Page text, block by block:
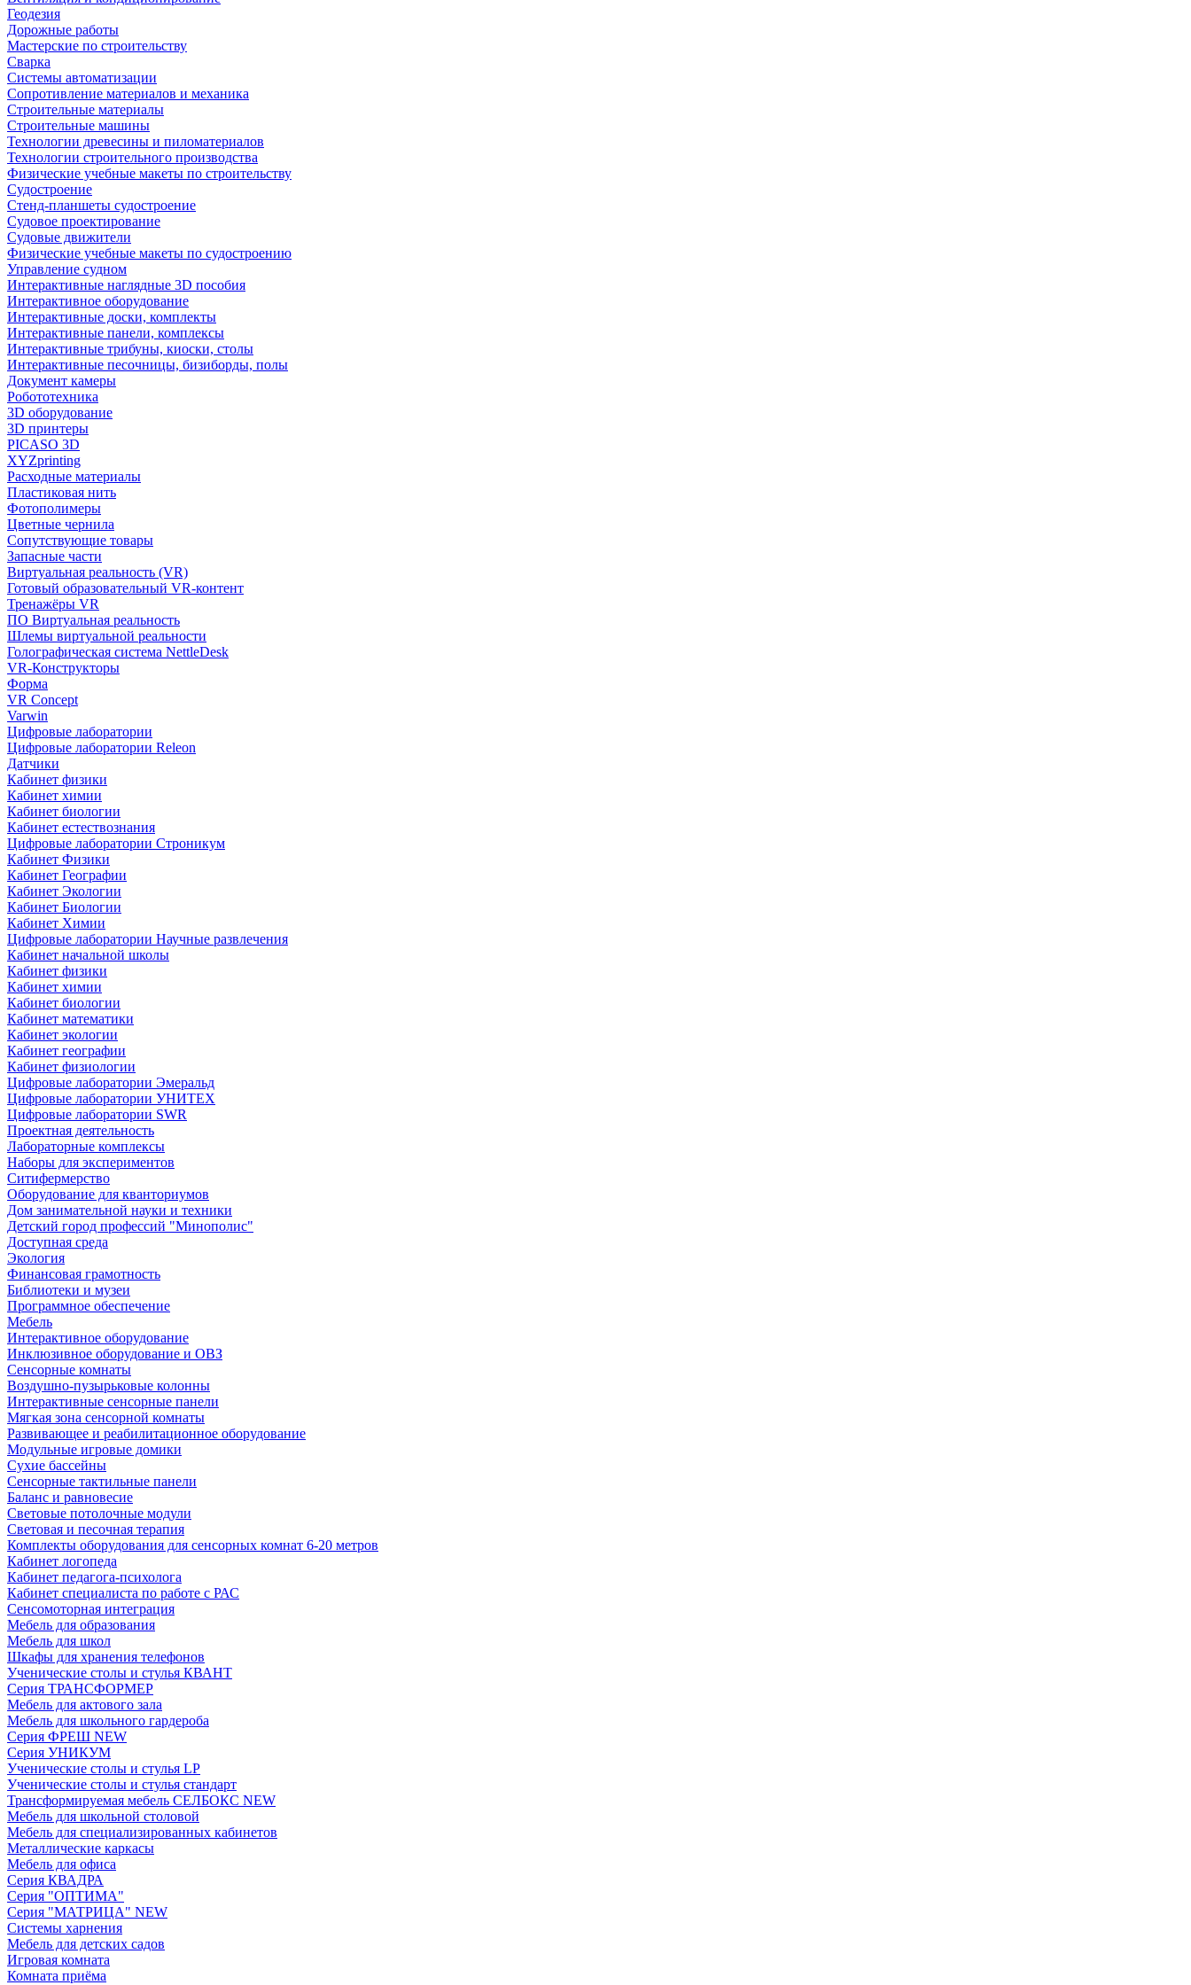
Геодезия
Дорожные работы
Мастерские по строительству
Сварка
Системы автоматизации
Сопротивление материалов и механика
Строительные материалы
Строительные машины
Технологии древесины и пиломатериалов
Технологии строительного производства
Физические учебные макеты по строительству
Судостроение
Стенд-планшеты судостроение
Судовое проектирование
Судовые движители
Физические учебные макеты по судостроению
Управление судном
Интерактивные наглядные 3D пособия
Интерактивное оборудование
Интерактивные доски, комплекты
Интерактивные панели, комплексы
Интерактивные трибуны, киоски, столы
Интерактивные песочницы, бизиборды, полы
Документ камеры
Робототехника
3D оборудование
3D принтеры
PICASO 3D
XYZprinting
Расходные материалы
Пластиковая нить
Фотополимеры
Цветные чернила
Сопутствующие товары
Запасные части
Виртуальная реальность (VR)
Готовый образовательный VR-контент
Тренажёры VR
ПО Виртуальная реальность
Шлемы виртуальной реальности
Голографическая система NettleDesk
VR-Конструкторы
Форма
VR Concept
Varwin
Цифровые лаборатории
Цифровые лаборатории Releon
Датчики
Кабинет физики
Кабинет химии
Кабинет биологии
Кабинет естествознания
Цифровые лаборатории Строникум
Кабинет Физики
Кабинет Географии
Кабинет Экологии
Кабинет Биологии
Кабинет Химии
Цифровые лаборатории Научные развлечения
Кабинет начальной школы
Кабинет физики
Кабинет химии
Кабинет биологии
Кабинет математики
Кабинет экологии
Кабинет географии
Кабинет физиологии
Цифровые лаборатории Эмеральд
Цифровые лаборатории УНИТЕХ
Цифровые лаборатории SWR
Проектная деятельность
Лабораторные комплексы
Наборы для экспериментов
Ситифермерство
Оборудование для кванториумов
Дом занимательной науки и техники
Детский город профессий "Минополис"
Доступная среда
Экология
Финансовая грамотность
Библиотеки и музеи
Программное обеспечение
Мебель
Интерактивное оборудование
Инклюзивное оборудование и ОВЗ
Cенсорные комнаты
Воздушно-пузырьковые колонны
Интерактивные сенсорные панели
Мягкая зона сенсорной комнаты
Развивающее и реабилитационное оборудование
Модульные игровые домики
Сухие бассейны
Сенсорные тактильные панели
Баланс и равновесие
Световые потолочные модули
Световая и песочная терапия
Комплекты оборудования для сенсорных комнат 6-20 метров
Кабинет логопеда
Кабинет педагога-психолога
Кабинет специалиста по работе с РАС
Сенсомоторная интеграция
Мебель для образования
Мебель для школ
Шкафы для хранения телефонов
Ученические столы и стулья КВАНТ
Серия ТРАНСФОРМЕР
Мебель для актового зала
Мебель для школьного гардероба
Серия ФРЕШ NEW
Серия УНИКУМ
Ученические столы и стулья LP
Ученические столы и стулья стандарт
Трансформируемая мебель СЕЛБОКС NEW
Мебель для школьной столовой
Мебель для специализированных кабинетов
Металлические каркасы
Мебель для офиса
Серия КВАДРА
Серия "ОПТИМА"
Серия "МАТРИЦА" NEW
Системы харнения
Мебель для детских садов
Игровая комната
Комната приёма